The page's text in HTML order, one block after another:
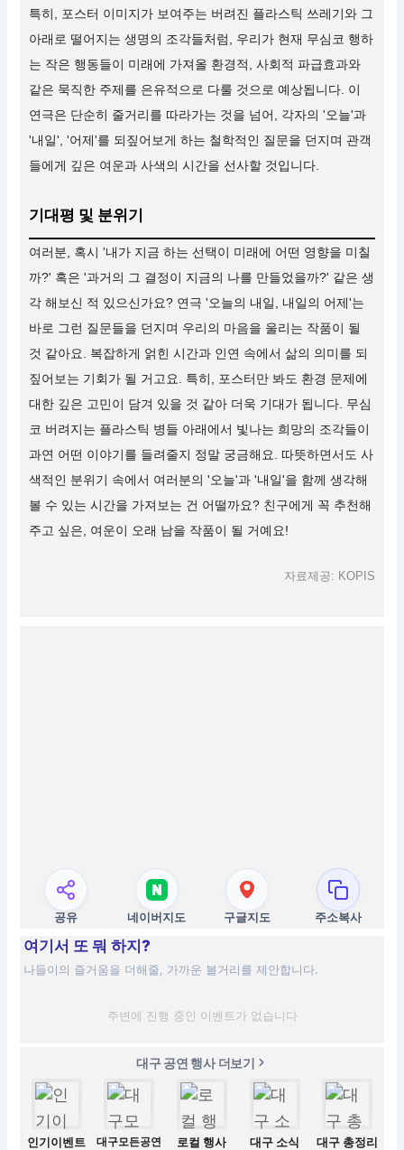
특히, 포스터 이미지가 보여주는 버려진 플라스틱 쓰레기와 그
아래로 떨어지는 생명의 조각들처럼, 우리가 현재 무심코 행하
는 작은 행동들이 미래에 가져올 환경적, 사회적 파급효과와
같은 묵직한 주제를 은유적으로 다룰 것으로 예상됩니다. 이
연극은 단순히 줄거리를 따라가는 것을 넘어, 각자의 '오늘'과
'내일', '어제'를 되짚어보게 하는 철학적인 질문을 던지며 관객
들에게 깊은 여운과 사색의 시간을 선사할 것입니다.
기대평 및 분위기
여러분, 혹시 '내가 지금 하는 선택이 미래에 어떤 영향을 미칠
까?' 혹은 '과거의 그 결정이 지금의 나를 만들었을까?' 같은 생
각 해보신 적 있으신가요? 연극 '오늘의 내일, 내일의 어제'는
바로 그런 질문들을 던지며 우리의 마음을 울리는 작품이 될
것 같아요. 복잡하게 얽힌 시간과 인연 속에서 삶의 의미를 되
짚어보는 기회가 될 거고요. 특히, 포스터만 봐도 환경 문제에
대한 깊은 고민이 담겨 있을 것 같아 더욱 기대가 됩니다. 무심
코 버려지는 플라스틱 병들 아래에서 빛나는 희망의 조각들이
과연 어떤 이야기를 들려줄지 정말 궁금해요. 따뜻하면서도 사
색적인 분위기 속에서 여러분의 '오늘'과 '내일'을 함께 생각해
볼 수 있는 시간을 가져보는 건 어떨까요? 친구에게 꼭 추천해
주고 싶은, 여운이 오래 남을 작품이 될 거예요!
자료제공: KOPIS
공유 네이버지도 구글지도 주소복사
여기서 또 뭐 하지?
나들이의 즐거움을 더해줄, 가까운 볼거리를 제안합니다.
주변에 진행 중인 이벤트가 없습니다
대구 공연 행사 더보기
인기이벤트 대구모든공연 로컬 행사 대구 소식 대구 총정리